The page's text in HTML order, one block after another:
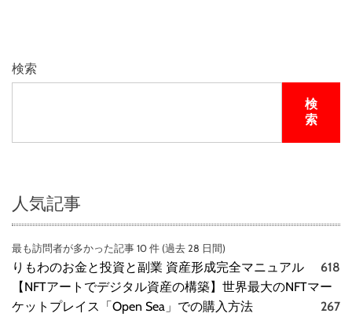
ラ
プ
検索
検
索
人気記事
最も訪問者が多かった記事 10 件 (過去 28 日間)
りもわのお金と投資と副業 資産形成完全マニュアル
618
【NFTアートでデジタル資産の構築】世界最大のNFTマー
ケットプレイス「Open Sea」での購入方法
267